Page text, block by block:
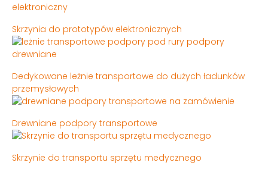
Skrzynia do prototypów elektronicznych
Dedykowane leżnie transportowe do dużych ładunków
przemysłowych
Drewniane podpory transportowe
Skrzynie do transportu sprzętu medycznego